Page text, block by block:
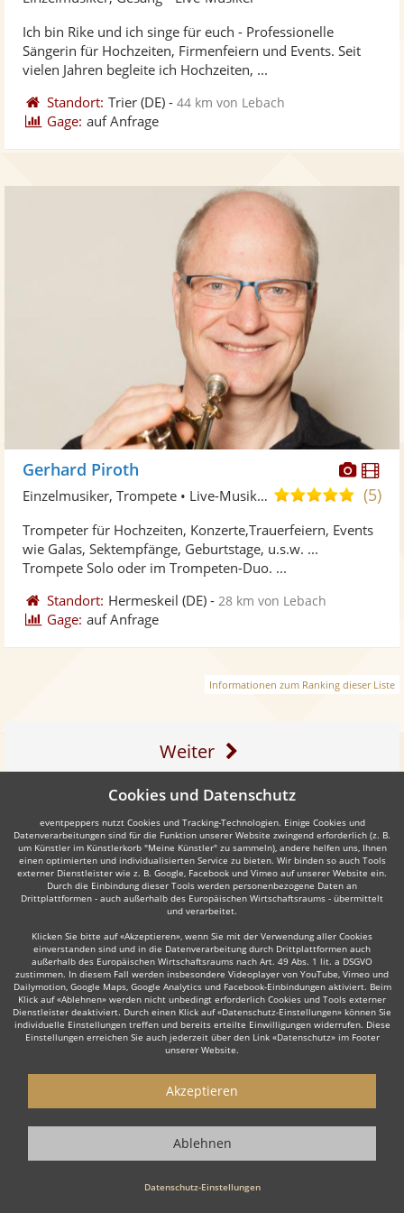
Ich bin Rike und ich singe für euch - Professionelle
Sängerin für Hochzeiten, Firmenfeiern und Events. Seit
vielen Jahren begleite ich Hochzeiten, ...
Standort: Trier (DE) -44 km von Lebach
Gage: auf Anfrage
Fotos
Gerhard Piroth
5,0
5
(5)
Einzelmusiker, Trompete • Live-Musiker
Trompeter für Hochzeiten, Konzerte,Trauerfeiern, Events
wie Galas, Sektempfänge, Geburtstage, u.s.w. ...
Trompete Solo oder im Trompeten-Duo. ...
Standort: Hermeskeil (DE) - 28 km von Lebach
Gage: auf Anfrage
Informationen zum Ranking dieser Liste
Weiter
Manche dieser Live-Musiker bieten ihre Dienste auch in
der Umgebung an, z. B. inSankt Ingbert,Zweibrücken,
Heusweiler,Püttlingen,OttweileroderKusel.
Live-Musiker gesucht?
einem einzigartigen Erlebnis macht? Dann sind Sie hier genau
Musik zur Hochzeit oder die energiegeladene Performance einer
für Ihre Firmenfeier – unsere erfahrenen Live Musiker
Cookies und Datenschutz
eventpeppers nutzt Cookies und Tracking-Technologien. Einige Cookies und
Datenverarbeitungen sind für die Funktion unserer Website zwingend erforderlich (z. B.
um Künstler im Künstlerkorb "Meine Künstler" zu sammeln), andere helfen uns, Ihnen
einen optimierten und individualisierten Service zu bieten. Wir binden so auch Tools
externer Dienstleister wie z. B. Google, Facebook und Vimeo auf unserer Website ein.
Durch die Einbindung dieser Tools werden personenbezogene Daten an
Drittplattformen - auch außerhalb des Europäischen Wirtschaftsraums - übermittelt
und verarbeitet.
Klicken Sie bitte auf «Akzeptieren», wenn Sie mit der Verwendung aller Cookies
einverstanden sind und in die Datenverarbeitung durch Drittplattformen auch
außerhalb des Europäischen Wirtschaftsraums nach Art. 49 Abs. 1 lit. a DSGVO
zustimmen. In diesem Fall werden insbesondere Videoplayer von YouTube, Vimeo und
Dailymotion, Google Maps, Google Analytics und Facebook-Einbindungen aktiviert. Beim
Klick auf «Ablehnen» werden nicht unbedingt erforderlich Cookies und Tools externer
Dienstleister deaktiviert. Durch einen Klick auf «Datenschutz-Einstellungen» können Sie
individuelle Einstellungen treffen und bereits erteilte Einwilligungen widerrufen. Diese
Einstellungen erreichen Sie auch jederzeit über den Link «Datenschutz» im Footer
unserer Website.
Datenschutz-Einstellungen
Akzeptieren
Ablehnen